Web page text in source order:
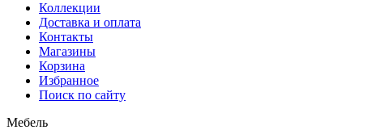
Коллекции
Доставка и оплата
Контакты
Магазины
Корзина
Избранное
Поиск по сайту
Мебель